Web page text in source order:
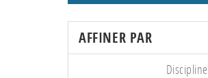
AFFINER PAR
Discipline